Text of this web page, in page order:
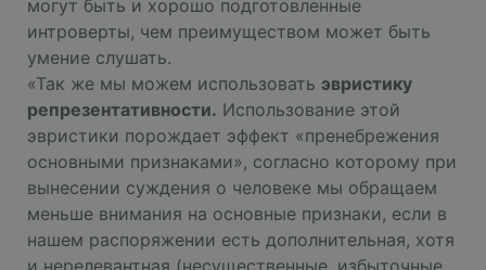
могут быть и хорошо подготовленные
интроверты, чем преимуществом может быть
умение слушать.
«Так же мы можем использовать эвристику
репрезентативности. Использование этой
эвристики порождает эффект «пренебрежения
основными признаками», согласно которому при
вынесении суждения о человеке мы обращаем
меньше внимания на основные признаки, если в
нашем распоряжении есть дополнительная, хотя